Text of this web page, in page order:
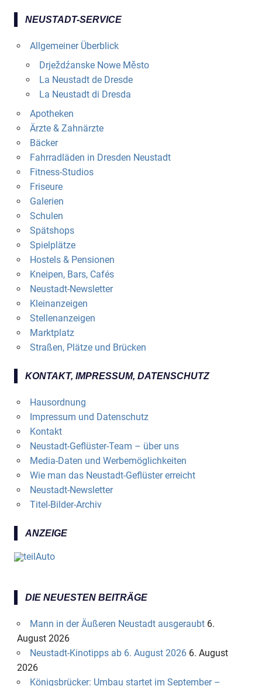
NEUSTADT-SERVICE
Allgemeiner Überblick
Drježdźanske Nowe Město
La Neustadt de Dresde
La Neustadt di Dresda
Apotheken
Ärzte & Zahnärzte
Bäcker
Fahrradläden in Dresden Neustadt
Fitness-Studios
Friseure
Galerien
Schulen
Spätshops
Spielplätze
Hostels & Pensionen
Kneipen, Bars, Cafés
Neustadt-Newsletter
Kleinanzeigen
Stellenanzeigen
Marktplatz
Straßen, Plätze und Brücken
KONTAKT, IMPRESSUM, DATENSCHUTZ
Hausordnung
Impressum und Datenschutz
Kontakt
Neustadt-Geflüster-Team – über uns
Media-Daten und Werbemöglichkeiten
Wie man das Neustadt-Geflüster erreicht
Neustadt-Newsletter
Titel-Bilder-Archiv
ANZEIGE
DIE NEUESTEN BEITRÄGE
Mann in der Äußeren Neustadt ausgeraubt 6.
August 2026
Neustadt-Kinotipps ab 6. August 2026 6. August
2026
Königsbrücker: Umbau startet im September –